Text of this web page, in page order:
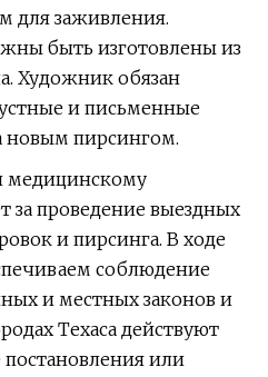
для заживления.
быть изготовлены из
Художник обязан
и письменные
новым пирсингом.
медицинскому
за проведение выездных
и пирсинга. В ходе
соблюдение
и местных законов и
Техаса действуют
или